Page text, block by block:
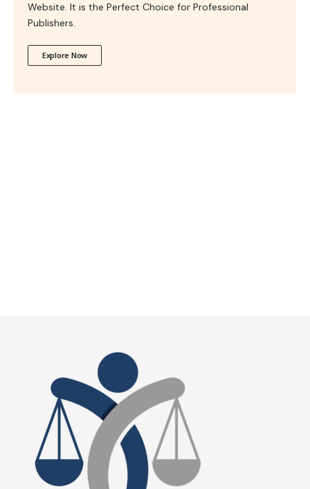
Website. It is the Perfect Choice for Professional
Publishers.
Explore Now